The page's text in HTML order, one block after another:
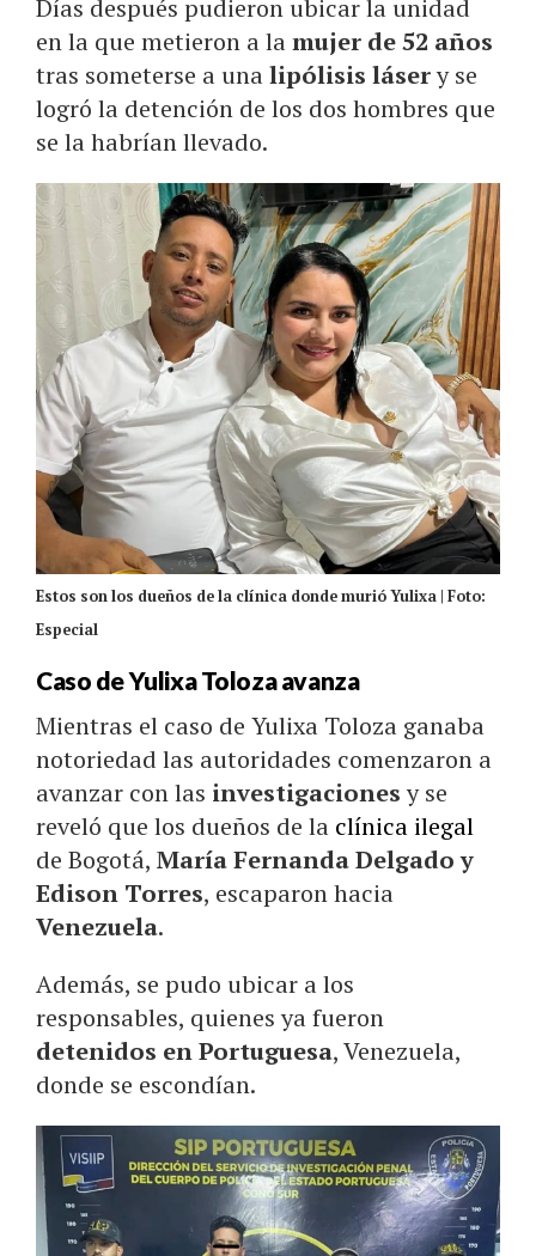
Días después pudieron ubicar la unidad
en la que metieron a lamujer de 52 años
tras someterse a unalipólisis lásery se
logró la detención de los dos hombres que
se la habrían llevado.
Estos son los dueños de la clínica donde murió Yulixa | Foto:
Especial
Caso de Yulixa Toloza avanza
Mientras el caso de Yulixa Toloza ganaba
notoriedad las autoridades comenzaron a
avanzar con las investigacionesy se
reveló que los dueños de la clínica ilegal
de Bogotá, María Fernanda Delgado y
Edison Torres, escaparon hacia
Venezuela.
Además, se pudo ubicar a los
responsables, quienes ya fueron
detenidos en Portuguesa, Venezuela,
donde se escondían.